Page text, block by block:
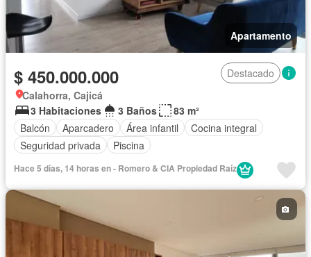
Apartamento
$ 450.000.000
Destacado
Calahorra, Cajicá
3 Habitaciones
3 Baños
83 m²
Balcón
Aparcadero Área infantil
Cocina integral
Seguridad privada
Piscina
Hace 5 días, 14 horas en - Romero & CIA Propiedad Raí­z